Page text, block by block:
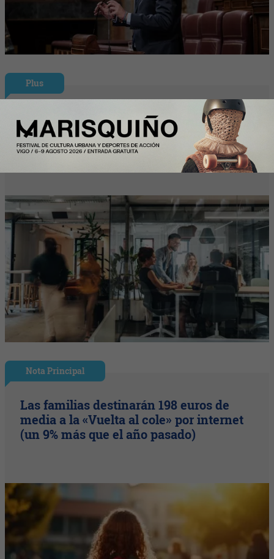
Plus
InfoJobs registra más de 50.200
vacantes en julio en Cataluña, con el
impulso de educación y formación
Nota Principal
Las familias destinarán 198 euros de
media a la «Vuelta al cole» por internet
(un 9% más que el año pasado)